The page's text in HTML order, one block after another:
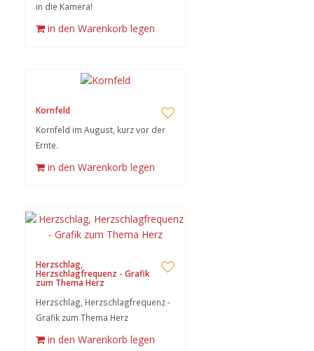
in die Kamera!
in den Warenkorb legen
Kornfeld
Kornfeld im August, kurz vor der
Ernte.
in den Warenkorb legen
Herzschlag,
Herzschlagfrequenz - Grafik
zum Thema Herz
Herzschlag, Herzschlagfrequenz -
Grafik zum Thema Herz
in den Warenkorb legen